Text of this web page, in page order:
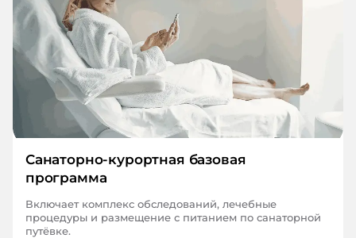
Санаторно-курортная базовая
программа
Включает комплекс обследований, лечебные
процедуры и размещение с питанием по санаторной
путёвке.